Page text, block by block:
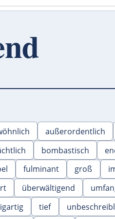
außerordentlich
bombastisch
fulminant groß
überwältigend
tief